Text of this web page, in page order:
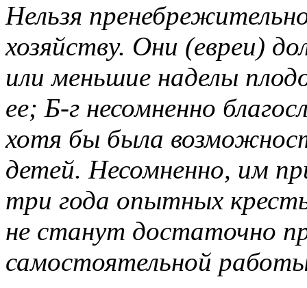
Нельзя
хозяйству. Они (евреи)
или меньшие наделы
ее; Б-г несомненно
хотя бы была
детей. Несомненно, им
три года опытных
не станут достаточно
самостоятельной